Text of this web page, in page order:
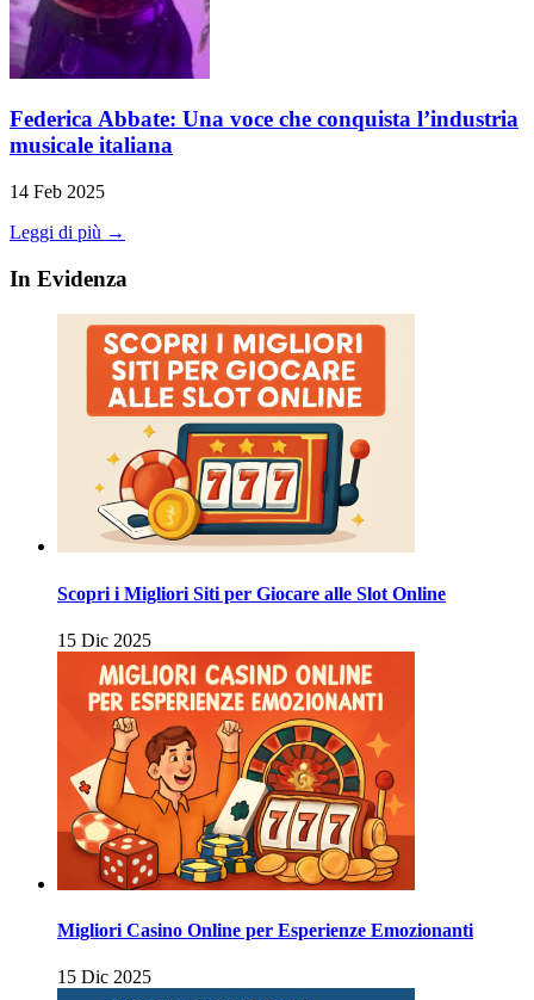
Federica Abbate: Una voce che conquista l’industria
musicale italiana
14 Feb 2025
Leggi di più →
In Evidenza
Scopri i Migliori Siti per Giocare alle Slot Online
15 Dic 2025
Migliori Casino Online per Esperienze Emozionanti
15 Dic 2025